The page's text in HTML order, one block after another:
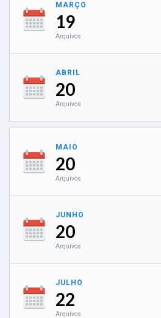
MARÇO
19
Arquivos
ABRIL
20
Arquivos
MAIO
20
Arquivos
JUNHO
20
Arquivos
JULHO
22
Arquivos